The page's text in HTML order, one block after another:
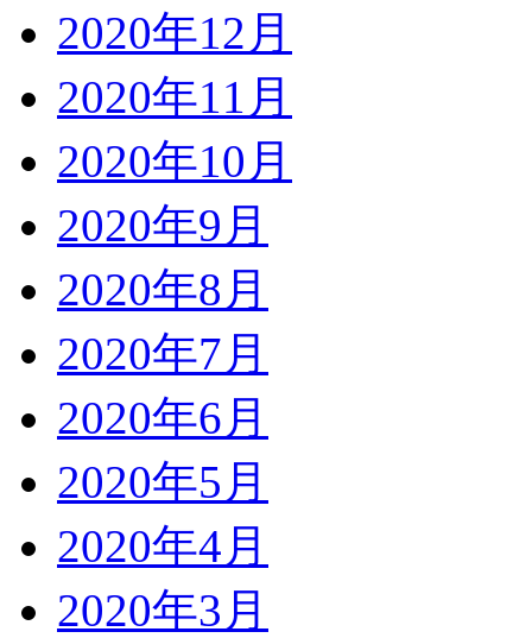
2020年12月
2020年11月
2020年10月
2020年9月
2020年8月
2020年7月
2020年6月
2020年5月
2020年4月
2020年3月